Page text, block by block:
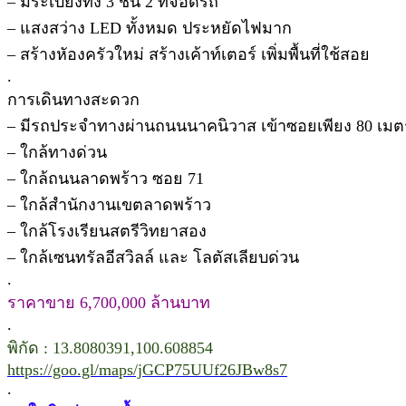
– แสงสว่าง LED ทั้งหมด ประหยัดไฟมาก
– สร้างหัองครัวใหม่ สร้างเค้าท์เตอร์ เพิ่มพื้นที่ใช้สอย
.
การเดินทางสะดวก
– มีรถประจำทางผ่านถนนนาคนิวาส เข้าซอยเพียง 80 เม
– ใกล้ทางด่วน
– ใกล้ถนนลาดพร้าว ซอย 71
– ใกล้สำนักงานเขตลาดพร้าว
– ใกล้โรงเรียนสตรีวิทยาสอง
– ใกล้เซนทรัลอีสวิลล์ และ โลตัสเลียบด่วน
.
ราคาขาย 6,700,000 ล้านบาท
.
พิกัด : 13.8080391,100.608854
https://goo.gl/maps/jGCP75UUf26JBw8s7
.